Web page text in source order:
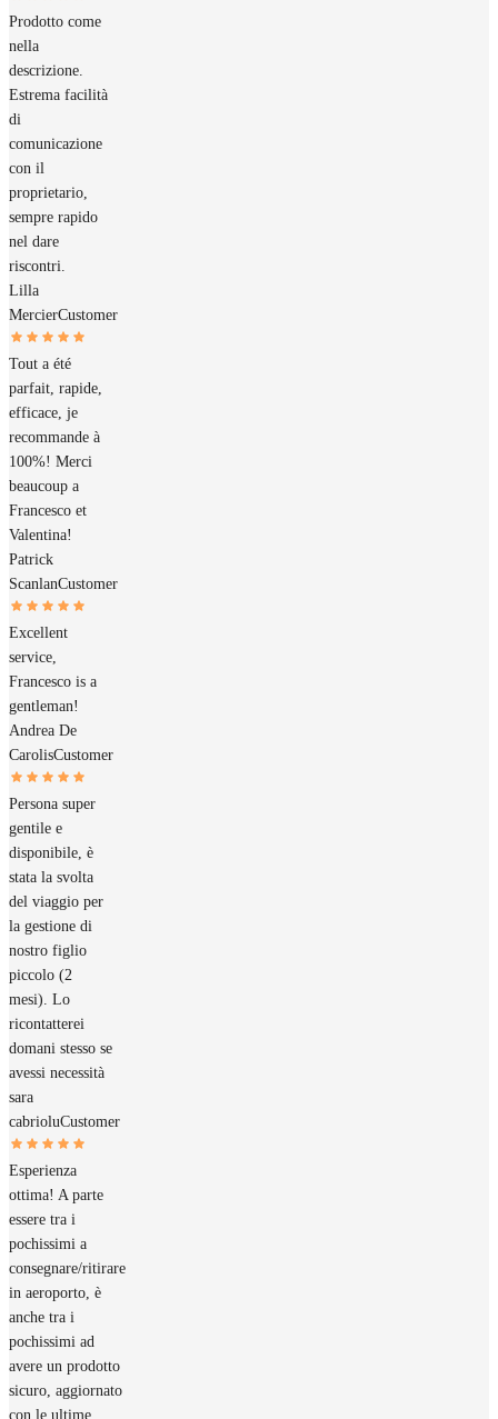
Prodotto come
nella
descrizione.
Estrema facilità
di
comunicazione
con il
proprietario,
sempre rapido
nel dare
riscontri.
Lilla
MercierCustomer
Tout a été
parfait, rapide,
efficace, je
recommande à
100%! Merci
beaucoup a
Francesco et
Valentina!
Patrick
ScanlanCustomer
Excellent
service,
Francesco is a
gentleman!
Andrea De
CarolisCustomer
Persona super
gentile e
disponibile, è
stata la svolta
del viaggio per
la gestione di
nostro figlio
piccolo (2
mesi). Lo
ricontatterei
domani stesso se
avessi necessità
sara
cabrioluCustomer
Esperienza
ottima! A parte
essere tra i
pochissimi a
consegnare/ritirare
in aeroporto, è
anche tra i
pochissimi ad
avere un prodotto
sicuro, aggiornato
con le ultime